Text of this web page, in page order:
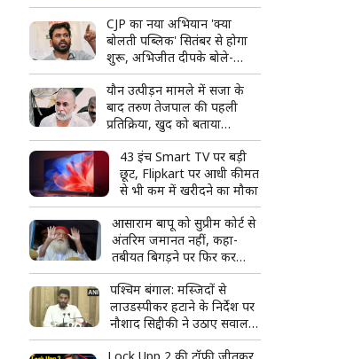
CJP का नया अभियान 'क्या
बोलती पब्लिक' सितंबर से होगा
शुरू, अभिजीत दीपके बोले-
जनता की आवाज सीधे सुनेंगे
यौन उत्पीड़न मामले में सजा के
बाद तरुण तेजपाल की पहली
प्रतिक्रिया, खुद को बताया
राजनीतिक साजिश का शिकार
43 इंच Smart TV पर बड़ी
छूट, Flipkart पर आधी कीमत
से भी कम में खरीदने का मौका
आसाराम बापू को सुप्रीम कोर्ट से
अंतरिम जमानत नहीं, कहा-
तबीयत बिगड़ने पर फिर कर
सकते हैं आवेदन
पश्चिम बंगाल: मस्जिदों से
लाउडस्पीकर हटाने के निर्देश पर
नौशाद सिद्दीकी ने उठाए सवाल,
बोले- लिखित में दें